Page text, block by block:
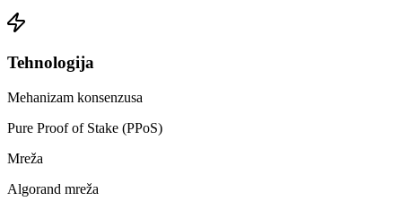
Tehnologija
Mehanizam konsenzusa
Pure Proof of Stake (PPoS)
Mreža
Algorand mreža